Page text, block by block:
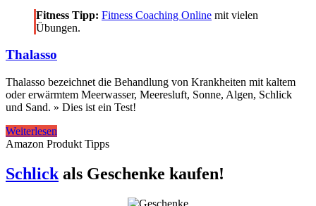
Fitness Tipp: Fitness Coaching Online mit vielen
Übungen.
Thalasso
Thalasso bezeichnet die Behandlung von Krankheiten mit kaltem
oder erwärmtem Meerwasser, Meeresluft, Sonne, Algen, Schlick
und Sand. » Dies ist ein Test!
Thalasso
Weiterlesen
Amazon Produkt Tipps
Schlick als Geschenke kaufen!